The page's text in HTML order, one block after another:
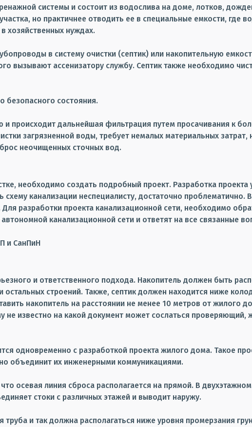
системы и состоит из водослива на доме, лотков,
но практичнее отводить ее в специальные емкости, где
хозяйственных нуждах.
в систему очистки (септик) или накопительную
вызывают ассенизатору службу. Септик также необходимо
безопасного состояния.
происходит дальнейшая фильтрация путем просачивания к
загрязненной воды, требует немалых материальных
неочищенных сточных вод.
необходимо создать подробный проект. Разработка
канализации неспециалисту, достаточно проблематично.
разработки проекта канализационной сети, необходимо
канализационной сети и ответят на все связанные
и СанПиН
и ответственного подхода. Накопитель должен быть
строений. Также, септик должен находится ниже
накопитель на расстоянии не менее 10 метров от жилого
не известно на какой документ может сослаться проверяющий,
одновременно с разработкой проекта жилого дома. Такое
объединит их инженерными коммуникациями.
осевая линия сброса располагается на прямой. В
стоки с различных этажей и выводит наружу.
и так должна располагаться ниже уровня промерзания